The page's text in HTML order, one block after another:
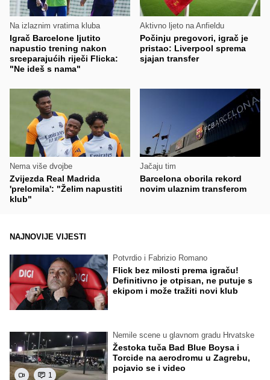
Na izlaznim vratima kluba
Igrač Barcelone ljutito
napustio trening nakon
srceparajućih riječi Flicka:
"Ne ideš s nama"
Aktivno ljeto na Anfieldu
Počinju pregovori, igrač je
pristao: Liverpool sprema
sjajan transfer
Nema više dvojbe
Zvijezda Real Madrida
'prelomila': "Želim napustiti
klub"
Jačaju tim
Barcelona oborila rekord
novim ulaznim transferom
NAJNOVIJE VIJESTI
Potvrdio i Fabrizio Romano
Flick bez milosti prema igraču!
Definitivno je otpisan, ne putuje s
ekipom i može tražiti novi klub
1
Nemile scene u glavnom gradu Hrvatske
Žestoka tuča Bad Blue Boysa i
Torcide na aerodromu u Zagrebu,
pojavio se i video